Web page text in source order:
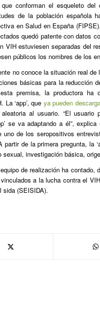
conforman el esqueleto
de la población española
en Salud en España
quedó patente con datos
VIH estuviesen separadas del
públicos los nombres de los
no conoce la situación real
básicas para la reducción
premisa, la productora ha
‘app’, que ya pueden
al usuario. “El usuario
se va adaptando a él”,
de los seropositivos
de la primera pregunta, la
investigación básica,
de realización ha contado,
a la lucha contra el
sida (SEISIDA).